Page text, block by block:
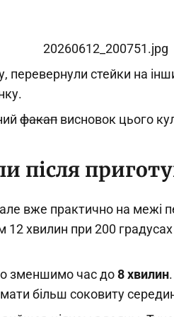
перевернули стейки на
факап висновок цього
після
вже практично на межі
хвилин при 200
зменшимо час до8 хвилин
більш соковиту